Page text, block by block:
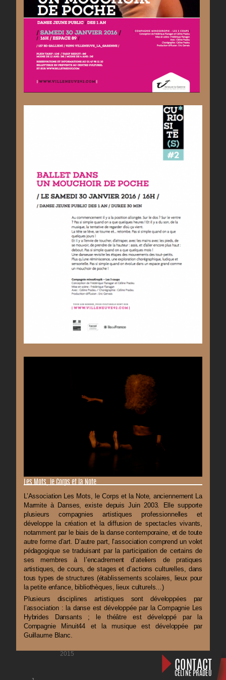
Les Mots, le Corps et la Note
L’Association Les Mots, le Corps et la Note, anciennement La
Marmite à Danses, existe depuis Juin 2003. Elle supporte
plusieurs compagnies artistiques professionnelles et
développe la création et la diffusion de spectacles vivants,
notamment par le biais de la danse contemporaine, et de toute
autre forme d’art. D’autre part, l’association comprend un volet
pédagogique se traduisant par la participation de certains de
ses membres à I’encadrement d’ateliers de pratiques
artistiques, de cours, de stages et d’actions culturelles, dans
tous types de structures (établissements scolaires, lieux pour
la petite enfance, bibliothèques, lieux culturels…)
Plusieurs disciplines artistiques sont développées par
l’association : la danse est développée par la Compagnie Les
Hybrides Dansants ; le théâtre est développé par la
Compagnie Minuit44 et la musique est développée par
Guillaume Blanc.
CONTACT
CÉLINE PRADEU
2015